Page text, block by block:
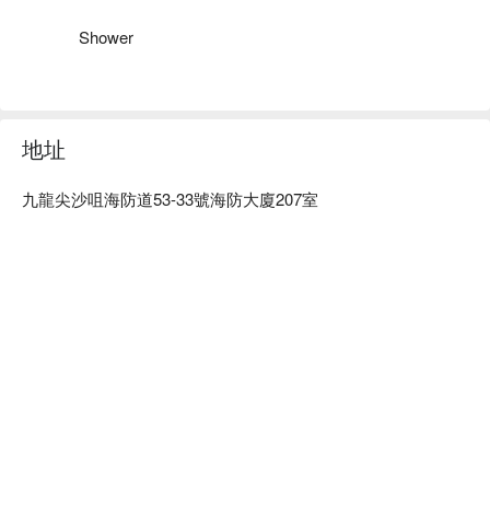
Shower
地址
九龍尖沙咀海防道53-33號海防大廈207室